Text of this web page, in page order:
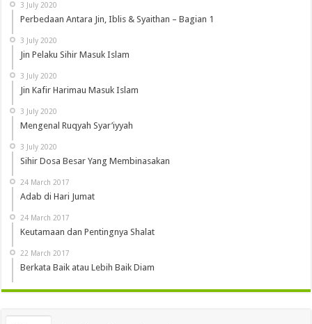
3 July 2020
Perbedaan Antara Jin, Iblis & Syaithan – Bagian 1
3 July 2020
Jin Pelaku Sihir Masuk Islam
3 July 2020
Jin Kafir Harimau Masuk Islam
3 July 2020
Mengenal Ruqyah Syar’iyyah
3 July 2020
Sihir Dosa Besar Yang Membinasakan
24 March 2017
Adab di Hari Jumat
24 March 2017
Keutamaan dan Pentingnya Shalat
22 March 2017
Berkata Baik atau Lebih Baik Diam